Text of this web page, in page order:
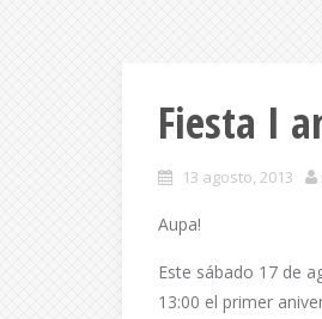
Fiesta I
13 agosto, 2013
Aupa!
Este sábado 17 de
13:00 el primer